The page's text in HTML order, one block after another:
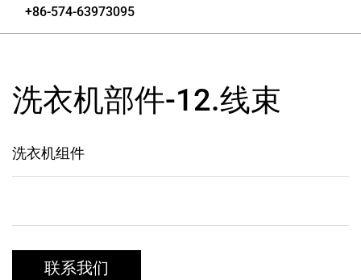
+86-574-63973095
洗衣机部件-12.线束
洗衣机组件
联系我们